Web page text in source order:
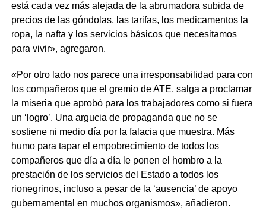
está cada vez más alejada de la abrumadora subida de
precios de las góndolas, las tarifas, los medicamentos la
ropa, la nafta y los servicios básicos que necesitamos
para vivir», agregaron.
«Por otro lado nos parece una irresponsabilidad para con
los compañeros que el gremio de ATE, salga a proclamar
la miseria que aprobó para los trabajadores como si fuera
un ‘logro’. Una argucia de propaganda que no se
sostiene ni medio día por la falacia que muestra. Más
humo para tapar el empobrecimiento de todos los
compañeros que día a día le ponen el hombro a la
prestación de los servicios del Estado a todos los
rionegrinos, incluso a pesar de la ‘ausencia’ de apoyo
gubernamental en muchos organismos», añadieron.